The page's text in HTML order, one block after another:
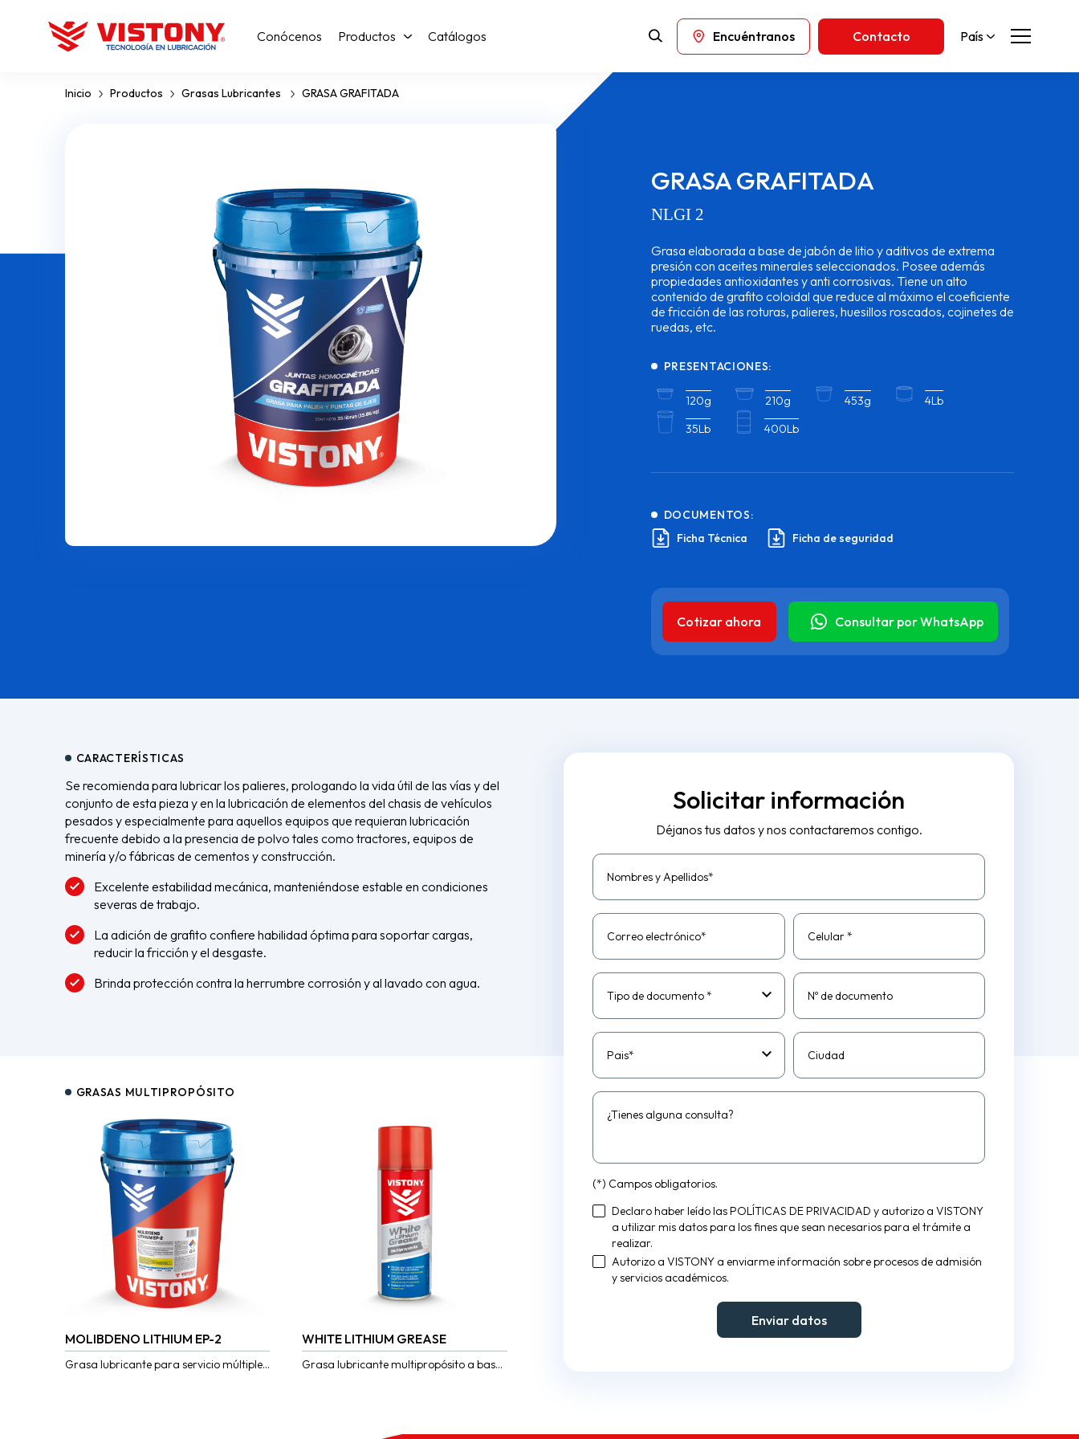
Conócenos Productos Catálogos Encuéntranos Contacto País
Inicio Productos Grasas Lubricantes GRASA GRAFITADA
GRASA GRAFITADA
NLGI 2
Grasa elaborada a base de jabón de litio y aditivos de extrema
presión con aceites minerales seleccionados. Posee además
propiedades antioxidantes y anti corrosivas. Tiene un alto
contenido de grafito coloidal que reduce al máximo el coeficiente
de fricción de las roturas, palieres, huesillos roscados, cojinetes de
ruedas, etc.
PRESENTACIONES:
120g 210g 453g
4Lb
35Lb
400Lb
DOCUMENTOS:
Ficha Técnica
Ficha de seguridad
Cotizar ahora Consultar por WhatsApp
CARACTERÍSTICAS
Se recomienda para lubricar los palieres, prologando la vida útil de las vías y del
conjunto de esta pieza y en la lubricación de elementos del chasis de vehículos
pesados y especialmente para aquellos equipos que requieran lubricación
frecuente debido a la presencia de polvo tales como tractores, equipos de
minería y/o fábricas de cementos y construcción.
Excelente estabilidad mecánica, manteniéndose estable en condiciones
severas de trabajo.
La adición de grafito confiere habilidad óptima para soportar cargas,
reducir la fricción y el desgaste.
Brinda protección contra la herrumbre corrosión y al lavado con agua.
GRASAS MULTIPROPÓSITO
MOLIBDENO LITHIUM EP-2
Grasa lubricante para servicio múltiple
WHITE LITHIUM GREASE
Grasa lubricante multipropósito a base
Solicitar información
Déjanos tus datos y nos contactaremos contigo.
Nombres y Apellidos*
Correo electrónico* Celular *
Tipo de documento * Nº de documento
Pais* Ciudad
¿Tienes alguna consulta?
(*) Campos obligatorios.
Declaro haber leído lasPOLÍTICAS DE PRIVACIDAD y autorizo a VISTONY
a utilizar mis datos para los fines que sean necesarios para el trámite a
realizar.
Autorizo a VISTONY a enviarme información sobre procesos de admisión
y servicios académicos.